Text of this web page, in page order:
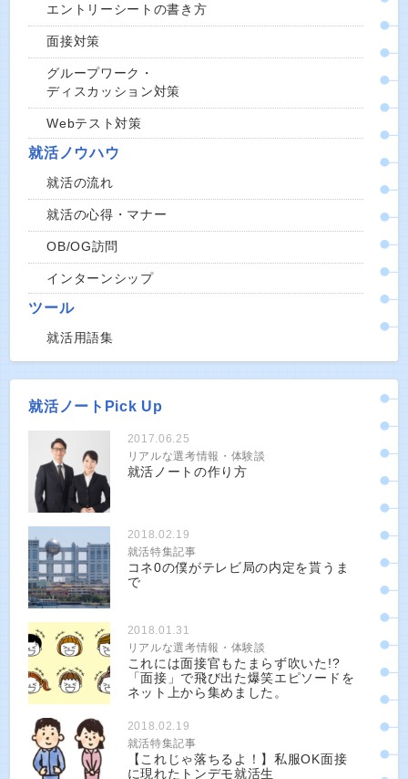
エントリーシートの書き方
面接対策
グループワーク・
ディスカッション対策
Webテスト対策
就活ノウハウ
就活の流れ
就活の心得・マナー
OB/OG訪問
インターンシップ
ツール
就活用語集
就活ノートPick Up
2017.06.25
リアルな選考情報・体験談
就活ノートの作り方
2018.02.19
就活特集記事
コネ0の僕がテレビ局の内定を貰うま
で
2018.01.31
リアルな選考情報・体験談
これには面接官もたまらず吹いた!?
「面接」で飛び出た爆笑エピソードを
ネット上から集めました。
2018.02.19
就活特集記事
【これじゃ落ちるよ！】私服OK面接
に現れたトンデモ就活生